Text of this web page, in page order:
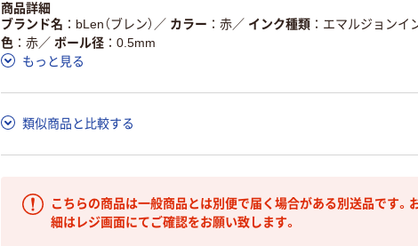
商品詳細
ブランド名
bLen（ブレン） ／ カラー 赤／ インク種類 エマルジョンイ
色
赤／ ボール径
0.5mm
もっと見る
類似商品と比較する
こちらの商品は一般商品とは別便で届く場合がある別送品です。
細はレジ画面にてご確認をお願い致します。